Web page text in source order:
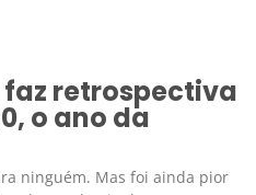
retrospectiva
o ano da
ninguém. Mas foi ainda pior